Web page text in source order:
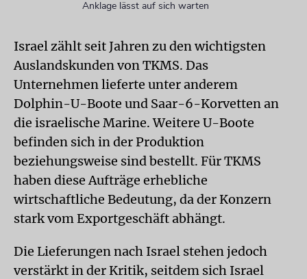
Anklage lässt auf sich warten
Israel zählt seit Jahren zu den wichtigsten
Auslandskunden von TKMS. Das
Unternehmen lieferte unter anderem
Dolphin-U-Boote und Saar-6-Korvetten an
die israelische Marine. Weitere U-Boote
befinden sich in der Produktion
beziehungsweise sind bestellt. Für TKMS
haben diese Aufträge erhebliche
wirtschaftliche Bedeutung, da der Konzern
stark vom Exportgeschäft abhängt.
Die Lieferungen nach Israel stehen jedoch
verstärkt in der Kritik, seitdem sich Israel